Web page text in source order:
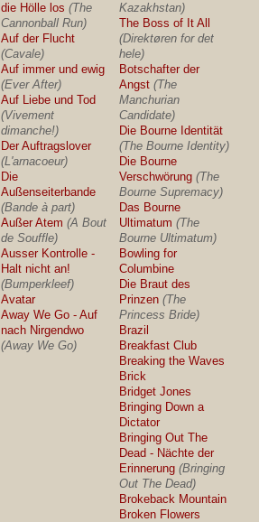
die Hölle los (The
Cannonball Run)
Auf der Flucht
(Cavale)
Auf immer und ewig
(Ever After)
Auf Liebe und Tod
(Vivement
dimanche!)
Der Auftragslover
(L'arnacoeur)
Die
Außenseiterbande
(Bande à part)
Außer Atem (A Bout
de Souffle)
Ausser Kontrolle -
Halt nicht an!
(Bumperkleef)
Avatar
Away We Go - Auf
nach Nirgendwo
(Away We Go)
Kazakhstan)
The Boss of It All
(Direktøren for det
hele)
Botschafter der
Angst (The
Manchurian
Candidate)
Die Bourne Identität
(The Bourne Identity)
Die Bourne
Verschwörung (The
Bourne Supremacy)
Das Bourne
Ultimatum (The
Bourne Ultimatum)
Bowling for
Columbine
Die Braut des
Prinzen (The
Princess Bride)
Brazil
Breakfast Club
Breaking the Waves
Brick
Bridget Jones
Bringing Down a
Dictator
Bringing Out The
Dead - Nächte der
Erinnerung (Bringing
Out The Dead)
Brokeback Mountain
Broken Flowers